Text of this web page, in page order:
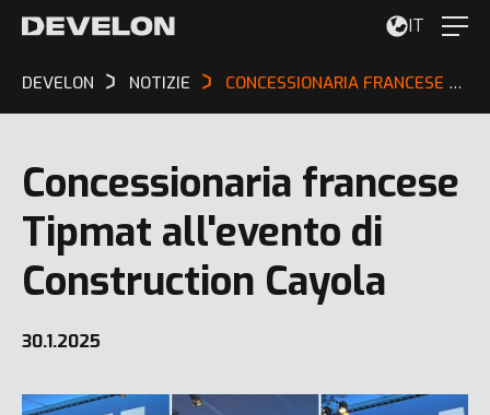
IT
DEVELON NOTIZIE CONCESSIONARIA FRANCESE TIPMAT ALL'EVENTO DI CONSTRUCTION CAYOLA
Concessionaria francese
Tipmat all'evento di
Construction Cayola
30.1.2025